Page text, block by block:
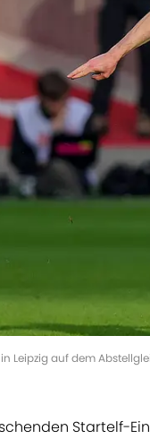
Leipzig auf dem
Startelf-